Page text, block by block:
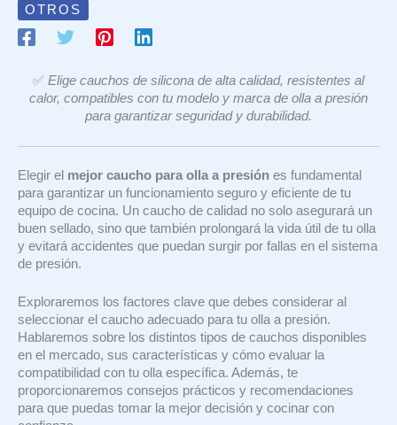
OTROS
✅ Elige cauchos de silicona de alta calidad, resistentes al
calor, compatibles con tu modelo y marca de olla a presión
para garantizar seguridad y durabilidad.
Elegir el mejor caucho para olla a presión es fundamental
para garantizar un funcionamiento seguro y eficiente de tu
equipo de cocina. Un caucho de calidad no solo asegurará un
buen sellado, sino que también prolongará la vida útil de tu olla
y evitará accidentes que puedan surgir por fallas en el sistema
de presión.
Exploraremos los factores clave que debes considerar al
seleccionar el caucho adecuado para tu olla a presión.
Hablaremos sobre los distintos tipos de cauchos disponibles
en el mercado, sus características y cómo evaluar la
compatibilidad con tu olla específica. Además, te
proporcionaremos consejos prácticos y recomendaciones
para que puedas tomar la mejor decisión y cocinar con